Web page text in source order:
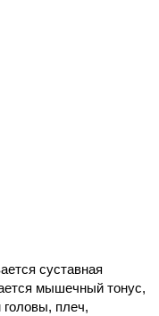
суставная
мышечный тонус,
головы, плеч,